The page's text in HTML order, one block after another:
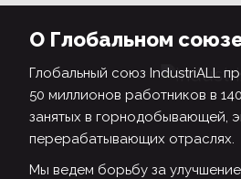
О Глобальном
Глобальный союз IndustriALL
50 миллионов работников в
занятых в горнодобывающей,
перерабатывающих отраслях.
Мы ведем борьбу за